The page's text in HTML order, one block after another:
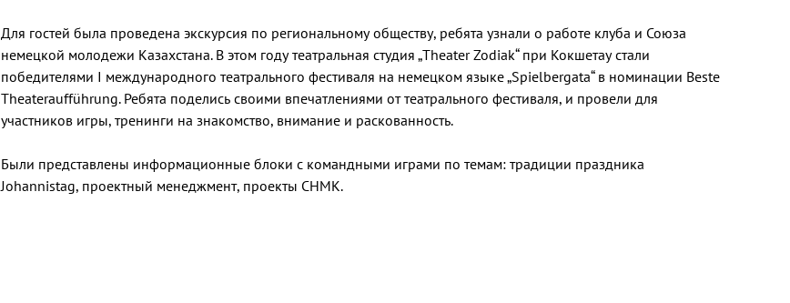
Для гостей была проведена экскурсия по региональному обществу, ребята узнали о работе клуба и Союза
немецкой молодежи Казахстана. В этом году театральная студия „Theater Zodiak“ при Кокшетау стали
победителями I международного театрального фестиваля на немецком языке „Spielbergata“ в номинации Beste
Theateraufführung. Ребята поделись своими впечатлениями от театрального фестиваля, и провели для
участников игры, тренинги на знакомство, внимание и раскованность.
Были представлены информационные блоки с командными играми по темам: традиции праздника
Johannistag, проектный менеджмент, проекты СНМК.